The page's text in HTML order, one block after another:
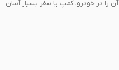
آن را در خودرو، کمپ یا سفر بسیار آسان